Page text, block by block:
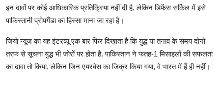
इन दावों पर कोई आधिकारिक प्रतिक्रिया नहीं दी है, लेकिन डिफेंस सर्किल में इसे
पाकिस्तानी प्रोपगैंडा का हिस्सा माना जा रहा है।
जियो न्यूज का यह इंटरव्यू एक बार फिर दिखाता है कि युद्ध या तनाव के समय दोनों
तरफ से सूचना युद्ध भी जोरों पर होता है. पाकिस्तान ने फतह-1 मिसाइलों की सफलता
का दावा तो किया, लेकिन जिन एयरबेस का जिक्र किया गया, वे भारत में हैं ही नहीं।